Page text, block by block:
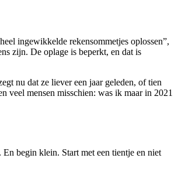
ingewikkelde rekensommetjes oplossen”,
zijn. De oplage is beperkt, en dat is
nu dat ze liever een jaar geleden, of tien
veel mensen misschien: was ik maar in 2021
begin klein. Start met een tientje en niet